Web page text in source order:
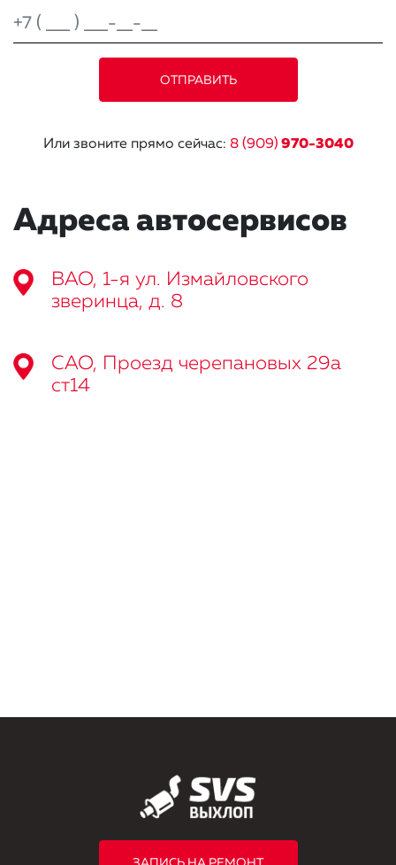
Или звоните прямо сейчас: 8 (909) 970-3040
Адреса автосервисов
ВАО, 1-я ул. Измайловского
зверинца, д. 8
САО, Проезд черепановых 29а
ст14